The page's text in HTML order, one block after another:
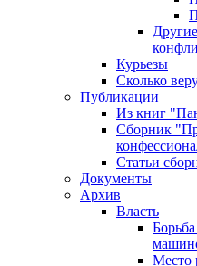
Курьезы
Сколько
Публикации
Из книг
Сборник
Статьи
Документы
Архив
Власть
Место